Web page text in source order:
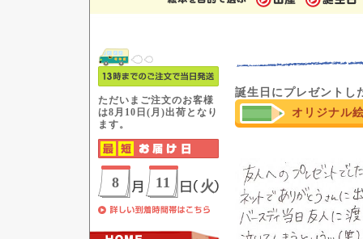
誕生日にプレゼントし
オリジナル